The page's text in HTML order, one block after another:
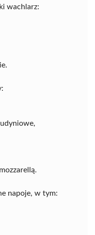
wachlarz:
napoje, w tym: